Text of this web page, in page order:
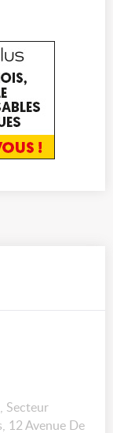
Secteur
12 Avenue De